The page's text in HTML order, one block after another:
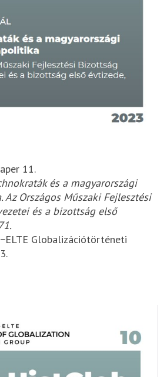
11.
és a magyarországi
Országos Műszaki Fejlesztési
és a bizottság első
Globalizációtörténeti